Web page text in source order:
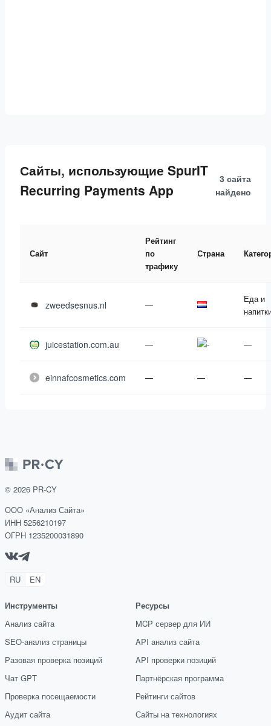
Сайты, использующие SpurIT
Recurring Payments App
3 сайта
найдено
Сайт
Рейтинг
по
трафику
Страна
zweedsesnus.nl —
Еда и
juicestation.com.au — —
einnafcosmetics.com — — —
© 2026 PR-CY
ООО «Анализ Сайта»
ИНН 5256210197
ОГРН 1235200031890
RU EN
Инструменты
Анализ сайта
SEO-анализ страницы
Разовая проверка позиций
Чат GPT
Проверка посещаемости
Аудит сайта
Ресурсы
MCP сервер для ИИ
API анализ сайта
API проверки позиций
Партнёрская программа
Рейтинги сайтов
Сайты на технологиях